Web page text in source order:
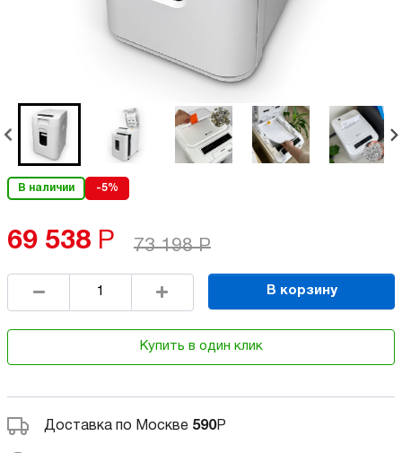
В наличии -5%
69 538 Р 73 198 Р
В корзину
Купить в один клик
Доставка по Москве 590Р